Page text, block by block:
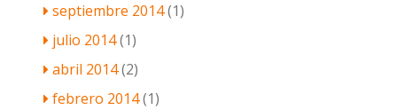
septiembre 2014(1)
julio 2014(1)
abril 2014(2)
febrero 2014(1)